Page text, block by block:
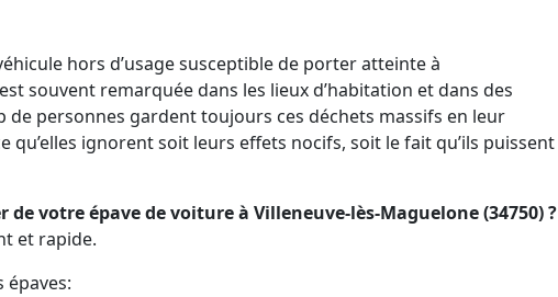
hors d’usage susceptible de porter atteinte à
souvent remarquée dans les lieux d’habitation et dans des
de personnes gardent toujours ces déchets massifs en leur
qu’elles ignorent soit leurs effets nocifs, soit le fait qu’ils puissent
de votre épave de voiture à Villeneuve-lès-Maguelone (34750) ?
et rapide.
épaves: